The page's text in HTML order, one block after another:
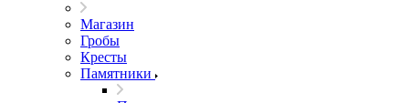
Магазин
Гробы
Кресты
Памятники